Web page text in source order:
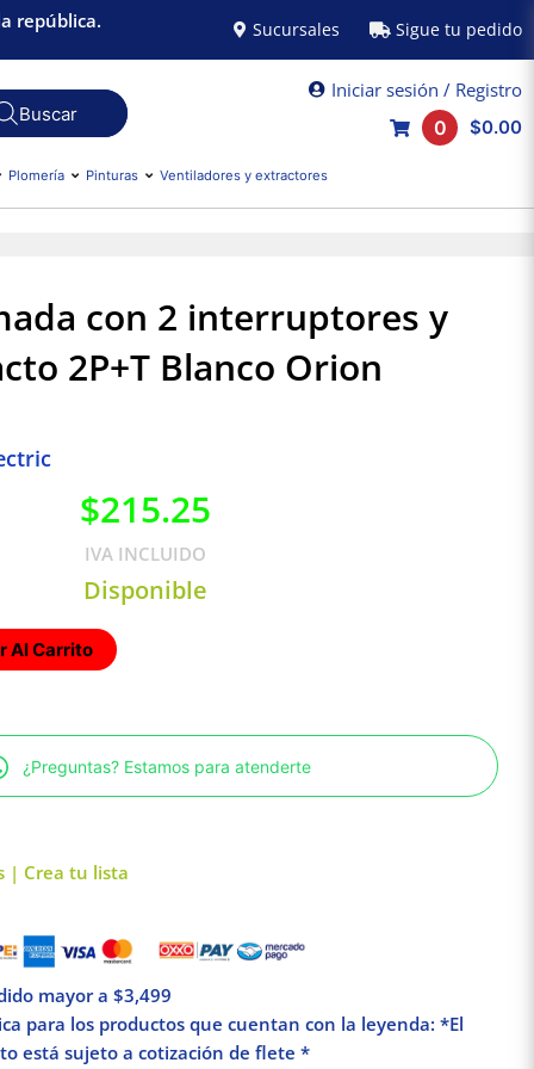
república. Sucursales Sigue tu pedido
Iniciar sesión / Registro
0
$0.00
Plomería Pinturas Ventiladores y extractores
con 2 interruptores y
2P+T Blanco Orion
$215.25
IVA INCLUIDO
Disponible
Al Carrito
¿Preguntas? Estamos para atenderte
| Crea tu lista
mayor a $3,499
para los productos que cuentan con la leyenda: *El
está sujeto a cotización de flete *